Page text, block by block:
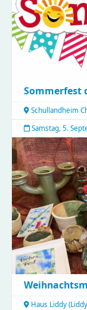
Sommerfest
Schullandheim
Samstag, 5.
Haus Liddy (